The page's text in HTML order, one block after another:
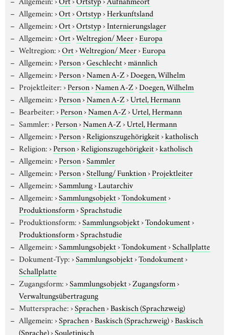
Allgemein:›Ort›Ortstyp›Herkunftsland
Allgemein:›Ort›Ortstyp›Internierungslager
Allgemein:›Ort›Weltregion/ Meer›Europa
Weltregion:›Ort›Weltregion/ Meer›Europa
Allgemein:›Person›Geschlecht›männlich
Allgemein:›Person›Namen A-Z›Doegen, Wilhelm
Projektleiter:›Person›Namen A-Z›Doegen, Wilhelm
Allgemein:›Person›Namen A-Z›Urtel, Hermann
Bearbeiter:›Person›Namen A-Z›Urtel, Hermann
Sammler:›Person›Namen A-Z›Urtel, Hermann
Allgemein:›Person›Religionszugehörigkeit›katholisch
Religion:›Person›Religionszugehörigkeit›katholisch
Allgemein:›Person›Sammler
Allgemein:›Person›Stellung/ Funktion›Projektleiter
Allgemein:›Sammlung›Lautarchiv
Allgemein:›Sammlungsobjekt›Tondokument›
Produktionsform›Sprachstudie
Produktionsform:›Sammlungsobjekt›Tondokument›
Produktionsform›Sprachstudie
Allgemein:›Sammlungsobjekt›Tondokument›Schallplatte
Dokument-Typ:›Sammlungsobjekt›Tondokument›
Schallplatte
Zugangsform:›Sammlungsobjekt›Zugangsform›
Verwaltungsübertragung
Muttersprache:›Sprachen›Baskisch (Sprachzweig)
Allgemein:›Sprachen›Baskisch (Sprachzweig)›Baskisch
(Sprache)›Souletinisch